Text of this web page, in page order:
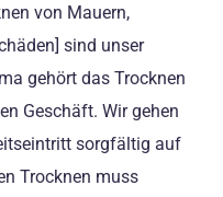
von Mauern,
sind unser
gehört das Trocknen
Geschäft. Wir gehen
sorgfältig auf
Trocknen muss